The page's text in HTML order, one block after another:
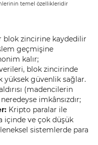
temel özellikleridir
blok zincirine kaydedilir
geçmişine
kalır;
blok zincirinde
yüksek güvenlik sağlar.
(madencilerin
imkânsızdır;
Kripto paralar ile
içinde ve çok düşük
sistemlerde para